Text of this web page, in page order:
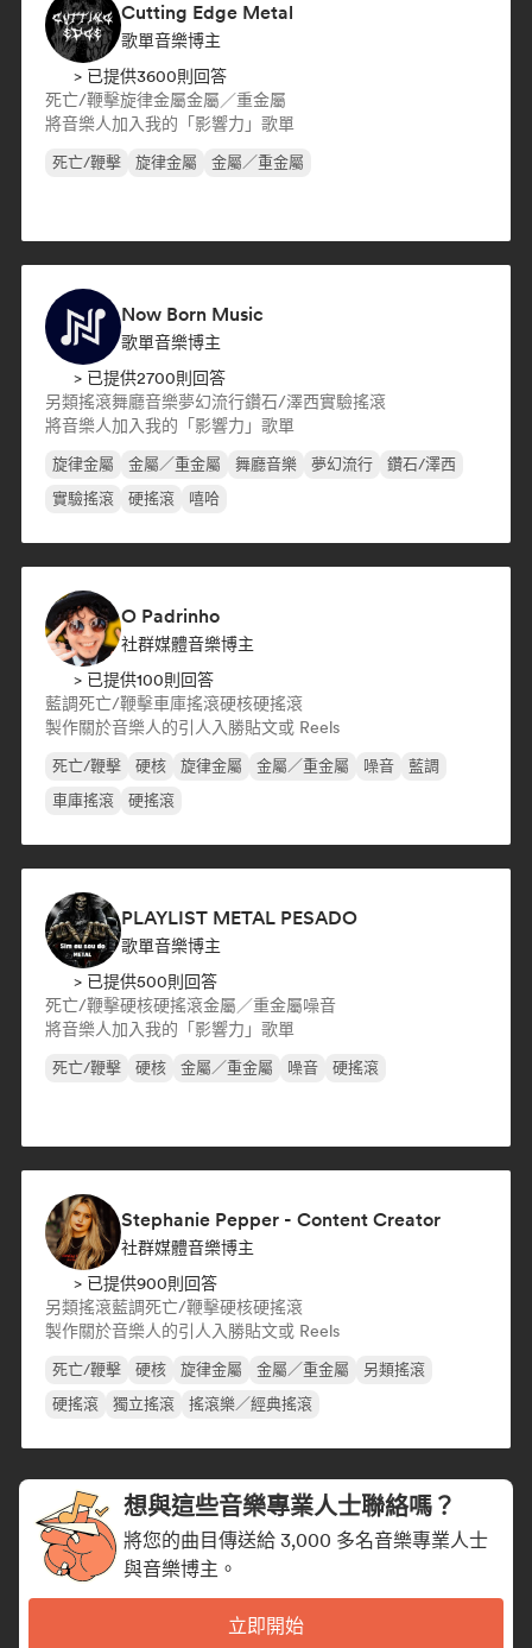
Cutting Edge Metal
歌單音樂博主
> 已提供3600則回答
死亡/鞭擊旋律金屬金屬／重金屬
將音樂人加入我的「影響力」歌單
死亡/鞭擊 旋律金屬 金屬／重金屬
Now Born Music
歌單音樂博主
> 已提供2700則回答
另類搖滾舞廳音樂夢幻流行鑽石/澤西實驗搖滾
將音樂人加入我的「影響力」歌單
旋律金屬 金屬／重金屬 舞廳音樂 夢幻流行
鑽石/澤西
實驗搖滾
硬搖滾 嘻哈
O Padrinho
社群媒體音樂博主
> 已提供100則回答
藍調死亡/鞭擊車庫搖滾硬核硬搖滾
製作關於音樂人的引人入勝貼文或 Reels
死亡/鞭擊 硬核 旋律金屬 金屬／重金屬 噪音
藍調
車庫搖滾
硬搖滾
PLAYLIST METAL PESADO
歌單音樂博主
> 已提供500則回答
死亡/鞭擊硬核硬搖滾金屬／重金屬噪音
將音樂人加入我的「影響力」歌單
死亡/鞭擊 硬核 金屬／重金屬 噪音 硬搖滾
Stephanie Pepper - Content Creator
社群媒體音樂博主
> 已提供900則回答
另類搖滾藍調死亡/鞭擊硬核硬搖滾
製作關於音樂人的引人入勝貼文或 Reels
死亡/鞭擊 硬核 旋律金屬 金屬／重金屬
另類搖滾
硬搖滾
獨立搖滾 搖滾樂／經典搖滾
想與這些音樂專業人士聯絡嗎？
將您的曲目傳送給 3,000 多名音樂專業人士
與音樂博主。
立即開始